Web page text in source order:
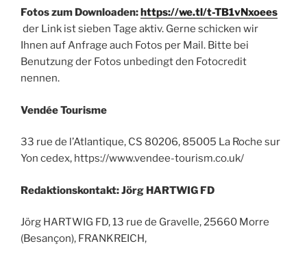
Fotos zum Downloaden:https://we.tl/t-TB1vNxoees
der Link ist sieben Tage aktiv. Gerne schicken wir
Ihnen auf Anfrage auch Fotos per Mail. Bitte bei
Benutzung der Fotos unbedingt den Fotocredit
nennen.
Vendée Tourisme
33 rue de l’Atlantique, CS 80206, 85005 La Roche sur
Yon cedex, https://www.vendee-tourism.co.uk/
Redaktionskontakt: Jörg HARTWIG FD
Jörg HARTWIG FD, 13 rue de Gravelle, 25660 Morre
(Besançon), FRANKREICH,